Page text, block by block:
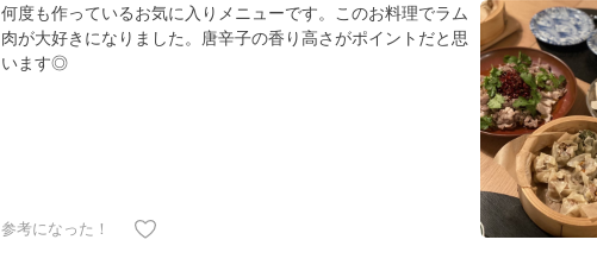
何度も作っているお気に入りメニューです。このお料理でラム
肉が大好きになりました。唐辛子の香り高さがポイントだと思
います◎
参考になった！